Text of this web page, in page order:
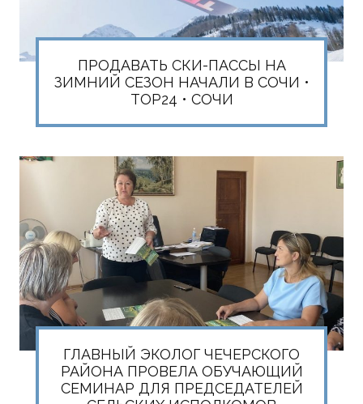
ПРОДАВАТЬ СКИ-ПАССЫ НА
ЗИМНИЙ СЕЗОН НАЧАЛИ В СОЧИ •
TOP24 • СОЧИ
ГЛАВНЫЙ ЭКОЛОГ ЧЕЧЕРСКОГО
РАЙОНА ПРОВЕЛА ОБУЧАЮЩИЙ
СЕМИНАР ДЛЯ ПРЕДСЕДАТЕЛЕЙ